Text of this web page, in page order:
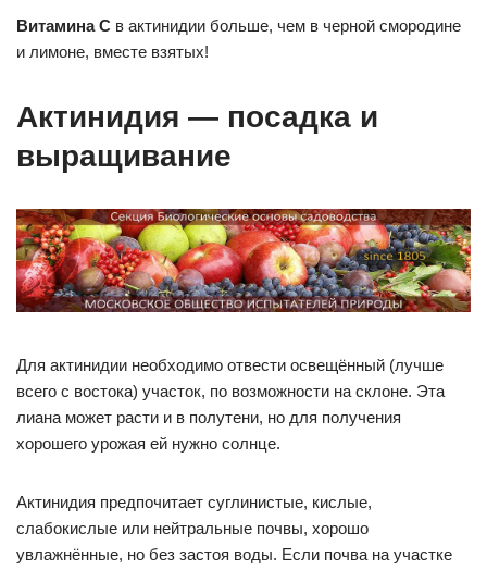
Витамина С в актинидии больше, чем в черной смородине
и лимоне, вместе взятых!
Актинидия — посадка и
выращивание
Для актинидии необходимо отвести освещённый (лучше
всего с востока) участок, по возможности на склоне. Эта
лиана может расти и в полутени, но для получения
хорошего урожая ей нужно солнце.
Актинидия предпочитает суглинистые, кислые,
слабокислые или нейтральные почвы, хорошо
увлажнённые, но без застоя воды. Если почва на участке